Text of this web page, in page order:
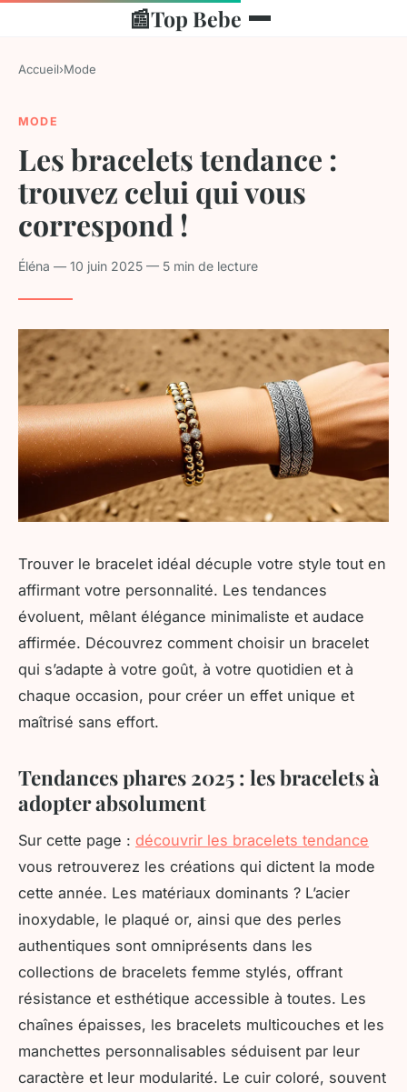
📰Top Bebe
Accueil›Mode
MODE
Les bracelets tendance :
trouvez celui qui vous
correspond !
Éléna — 10 juin 2025 — 5 min de lecture
Trouver le bracelet idéal décuple votre style tout en
affirmant votre personnalité. Les tendances
évoluent, mêlant élégance minimaliste et audace
affirmée. Découvrez comment choisir un bracelet
qui s’adapte à votre goût, à votre quotidien et à
chaque occasion, pour créer un effet unique et
maîtrisé sans effort.
Tendances phares 2025 : les bracelets à
adopter absolument
Sur cette page : découvrir les bracelets tendance
vous retrouverez les créations qui dictent la mode
cette année. Les matériaux dominants ? L’acier
inoxydable, le plaqué or, ainsi que des perles
authentiques sont omniprésents dans les
collections de bracelets femme stylés, offrant
résistance et esthétique accessible à toutes. Les
chaînes épaisses, les bracelets multicouches et les
manchettes personnalisables séduisent par leur
caractère et leur modularité. Le cuir coloré, souvent